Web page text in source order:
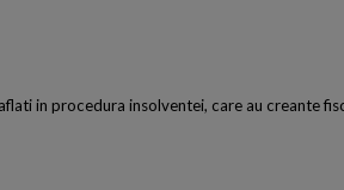
in procedura insolventei, care au creante